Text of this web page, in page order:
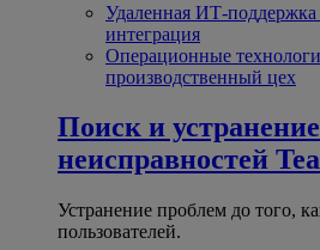
Удаленная ИТ-поддержка
интеграция
Операционные
производственный цех
Поиск и устранение
неисправностей
Устранение проблем до того,
пользователей.